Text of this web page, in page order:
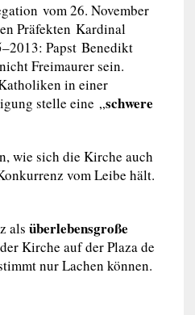
vom 26. November
Präfekten Kardinal
Papst Benedikt
Freimaurer sein.
in einer
stelle eine „schwere
wie sich die Kirche auch
vom Leibe hält.
als überlebensgroße
Kirche auf der Plaza de
nur Lachen können.